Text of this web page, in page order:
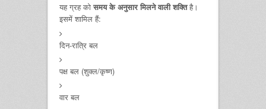
यह ग्रह को समय के अनुसार मिलने वाली शक्तिहै।
इसमें शामिल हैं:
दिन-रात्रि बल
पक्ष बल (शुक्ल/कृष्ण)
वार बल